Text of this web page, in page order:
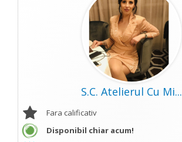
S.C. Atelierul Cu Mi...
Fara calificativ
Disponibil chiar acum!